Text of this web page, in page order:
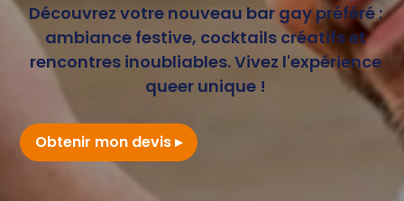
Découvrez votre nouveau bar gay préféré :
ambiance festive, cocktails créatifs et
rencontres inoubliables. Vivez l'expérience
queer unique !
Obtenir mon devis